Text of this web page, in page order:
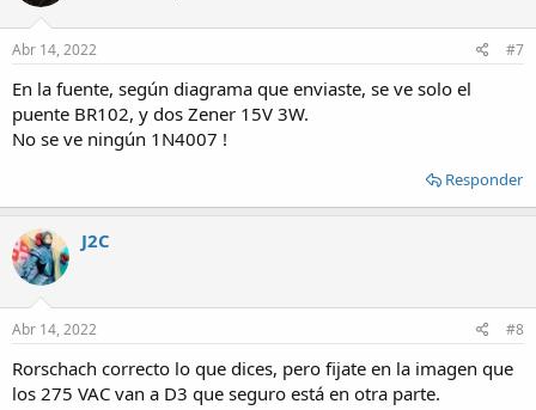
Abr 14, 2022 #7
En la fuente, según diagrama que enviaste, se ve solo el
puente BR102, y dos Zener 15V 3W.
No se ve ningún 1N4007 !
Responder
J2C
Abr 14, 2022 #8
Rorschach correcto lo que dices, pero fijate en la imagen que
los 275 VAC van a D3 que seguro está en otra parte.